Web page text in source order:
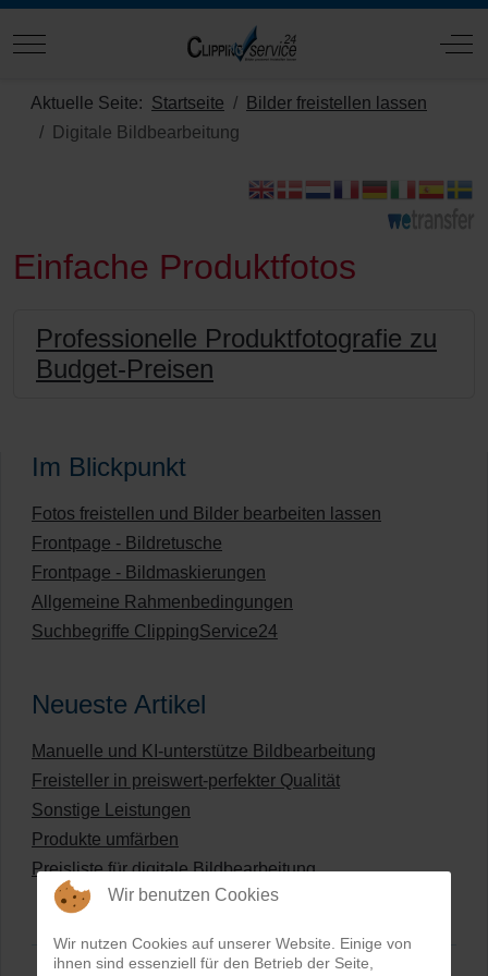
Mobile Menu Toggle Off-
Aktuelle Seite: Startseite
Bilder freistellen lassen
Digitale Bildbearbeitung
Einfache Produktfotos
Professionelle Produktfotografie zu
Budget-Preisen
Im Blickpunkt
Fotos freistellen und Bilder bearbeiten lassen
Frontpage - Bildretusche
Frontpage - Bildmaskierungen
Allgemeine Rahmenbedingungen
Suchbegriffe ClippingService24
Neueste Artikel
Manuelle und KI-unterstütze Bildbearbeitung
Freisteller in preiswert-perfekter Qualität
Sonstige Leistungen
Produkte umfärben
Preisliste für digitale Bildbearbeitung
Wir benutzen Cookies
Wir nutzen Cookies auf unserer Website. Einige von
ihnen sind essenziell für den Betrieb der Seite,